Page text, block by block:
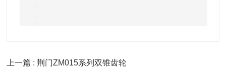
上一篇 : 荆门ZM015系列双锥齿轮